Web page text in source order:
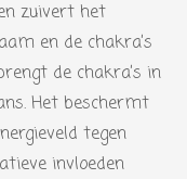
zuivert het
en de chakra’s
de chakra’s in
Het beschermt
tegen
invloeden